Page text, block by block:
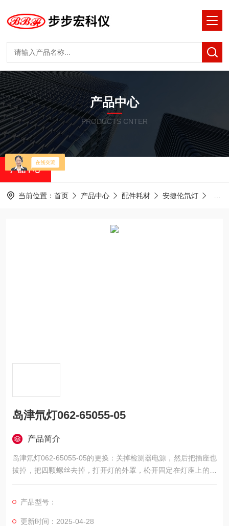
产品中心
PRODUCTS CNTER
产品中心
当前位置： 首页 产品中心 配件耗材 安捷伦氘灯
岛津氘灯062-65055-05
产品简介
岛津氘灯062-65055-05的更换：关掉检测器电源，然后把插座也
拔掉，把四颗螺丝去掉，打开灯的外罩，松开固定在灯座上的两
颗螺丝，注意更换时候，手不可碰到灯玻璃，手上的油脂会影响
常维护，主要就是一般来说每开关一次相当于使用两个小时的
灯。
产品型号：
更新时间：2025-04-28